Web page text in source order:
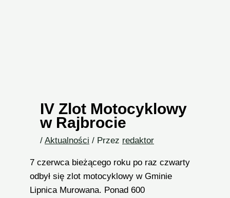
IV Zlot Motocyklowy
w Rajbrocie
/ Aktualności / Przez redaktor
7 czerwca bieżącego roku po raz czwarty
odbył się zlot motocyklowy w Gminie
Lipnica Murowana. Ponad 600